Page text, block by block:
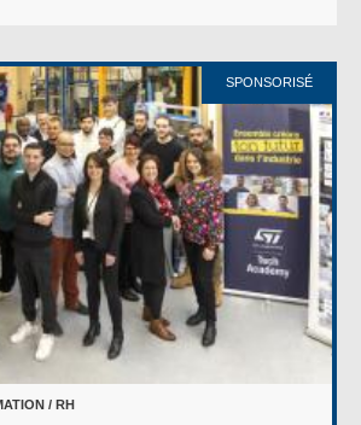
SPONSORISÉ
/ RH